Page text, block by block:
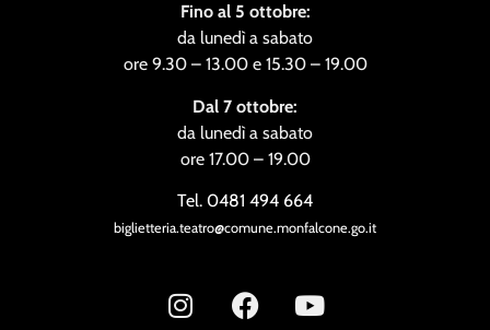
Fino al 5 ottobre:
da lunedì a sabato
ore 9.30 – 13.00 e 15.30 – 19.00
Dal 7 ottobre:
da lunedì a sabato
ore 17.00 – 19.00
Tel. 0481 494 664
biglietteria.teatro@comune.monfalcone.go.it